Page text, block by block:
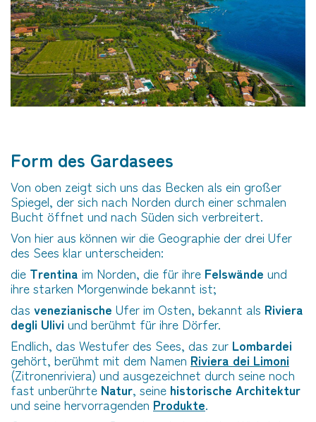
Form des Gardasees
Von oben zeigt sich uns das Becken als ein großer
Spiegel, der sich nach Norden durch einer schmalen
Bucht öffnet und nach Süden sich verbreitert.
Von hier aus können wir die Geographie der drei Ufer
des Sees klar unterscheiden:
die Trentina im Norden, die für ihre Felswände und
ihre starken Morgenwinde bekannt ist;
das venezianische Ufer im Osten, bekannt als Riviera
degli Ulivi und berühmt für ihre Dörfer.
Endlich, das Westufer des Sees, das zur Lombardei
gehört, berühmt mit dem Namen Riviera dei Limoni
(Zitronenriviera) und ausgezeichnet durch seine noch
fast unberührte Natur, seine historische Architektur
und seine hervorragenden Produkte.